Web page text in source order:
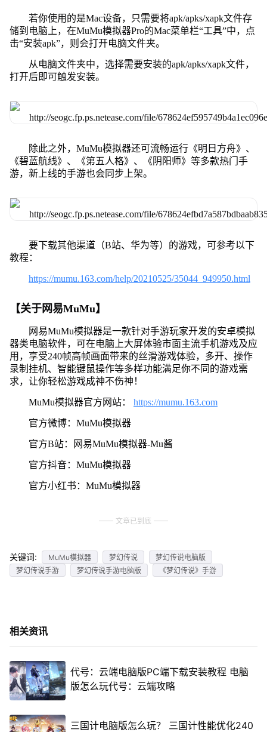
若你使用的是Mac设备，只需要将apk/apks/xapk文件存
储到电脑上，在MuMu模拟器Pro的Mac菜单栏“工具”中，点
击“安装apk”，则会打开电脑文件夹。
从电脑文件夹中，选择需要安装的apk/apks/xapk文件，
打开后即可触发安装。
除此之外，MuMu模拟器还可流畅运行《明日方舟》、
《碧蓝航线》、《第五人格》、《阴阳师》等多款热门手
游，新上线的手游也会同步上架。
要下载其他渠道（B站、华为等）的游戏，可参考以下
教程：
https://mumu.163.com/help/20210525/35044_949950.html
【关于网易MuMu】
网易MuMu模拟器是一款针对手游玩家开发的安卓模拟
器类电脑软件，可在电脑上大屏体验市面主流手机游戏及应
用，享受240帧高帧画面带来的丝滑游戏体验，多开、操作
录制挂机、智能键鼠操作等多样功能满足你不同的游戏需
求，让你轻松游戏成神不伤神！
MuMu模拟器官方网站： https://mumu.163.com
官方微博：MuMu模拟器
官方B站：网易MuMu模拟器-Mu酱
官方抖音：MuMu模拟器
官方小红书：MuMu模拟器
文章已到底
关键词: MuMu模拟器 梦幻传说
梦幻传说电脑版
梦幻传说手游
梦幻传说手游电脑版 《梦幻传说》手游
相关资讯
代号：云端电脑版PC端下载安装教程 电脑
版怎么玩代号：云端攻略
三国计电脑版怎么玩？ 三国计性能优化240